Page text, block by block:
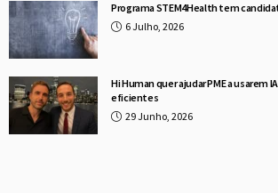
Programa STEM4Health tem
6 Julho, 2026
Hi Human quer ajudar PME a usarem
eficientes
29 Junho, 2026